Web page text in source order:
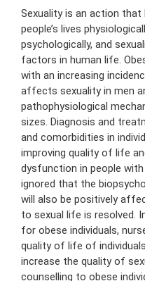
Sexuality is an action
people’s lives
psychologically, and
factors in human life.
with an increasing
affects sexuality in men
pathophysiological
sizes. Diagnosis and
and comorbidities in
improving quality of life
dysfunction in people
ignored that the
will also be positively
to sexual life is resolved.
for obese individuals,
quality of life of
increase the quality of
counselling to obese